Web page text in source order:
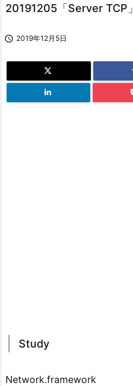
20191205「Server TCP」
 2019年12月5日
Study
Network.framework